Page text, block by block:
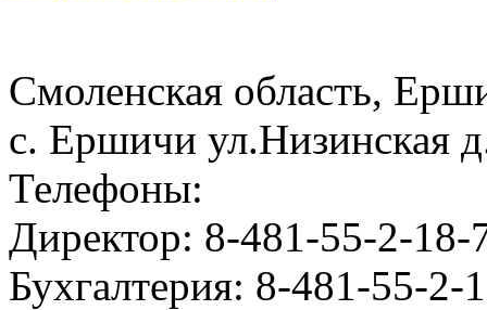
Смоленская область,
с. Ершичи ул.Низинская
Телефоны:
Директор: 8-481-55-2-18-
Бухгалтерия: 8-481-55-2-